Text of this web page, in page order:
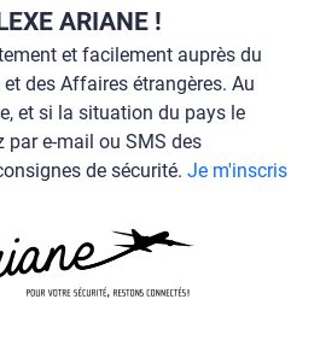
ARIANE !
et facilement auprès du
des Affaires étrangères. Au
et si la situation du pays le
par e-mail ou SMS des
de sécurité. Je m'inscris